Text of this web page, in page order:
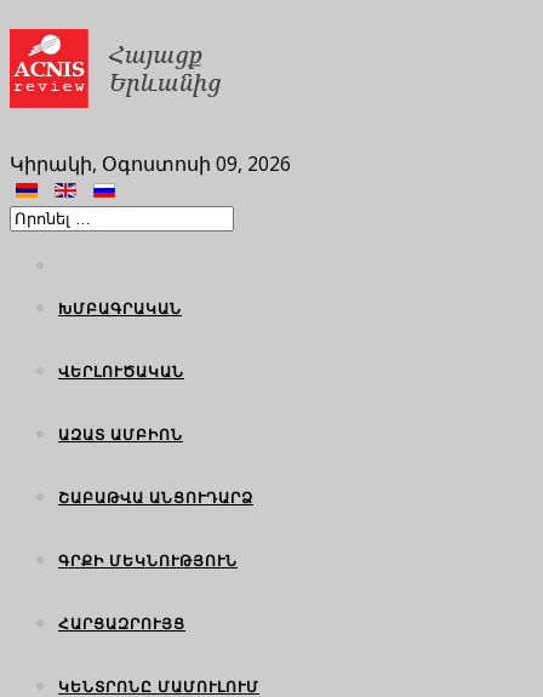
Կիրակի, Օգոստոսի 09, 2026
ԽՄԲԱԳՐԱԿԱՆ
ՎԵՐԼՈՒԾԱԿԱՆ
ԱԶԱՏ ԱՄԲԻՈՆ
ՇԱԲԱԹՎԱ ԱՆՑՈՒԴԱՐՁ
ԳՐՔԻ ՄԵԿՆՈՒԹՅՈՒՆ
ՀԱՐՑԱԶՐՈՒՅՑ
ԿԵՆՏՐՈՆԸ ՄԱՄՈՒԼՈՒՄ